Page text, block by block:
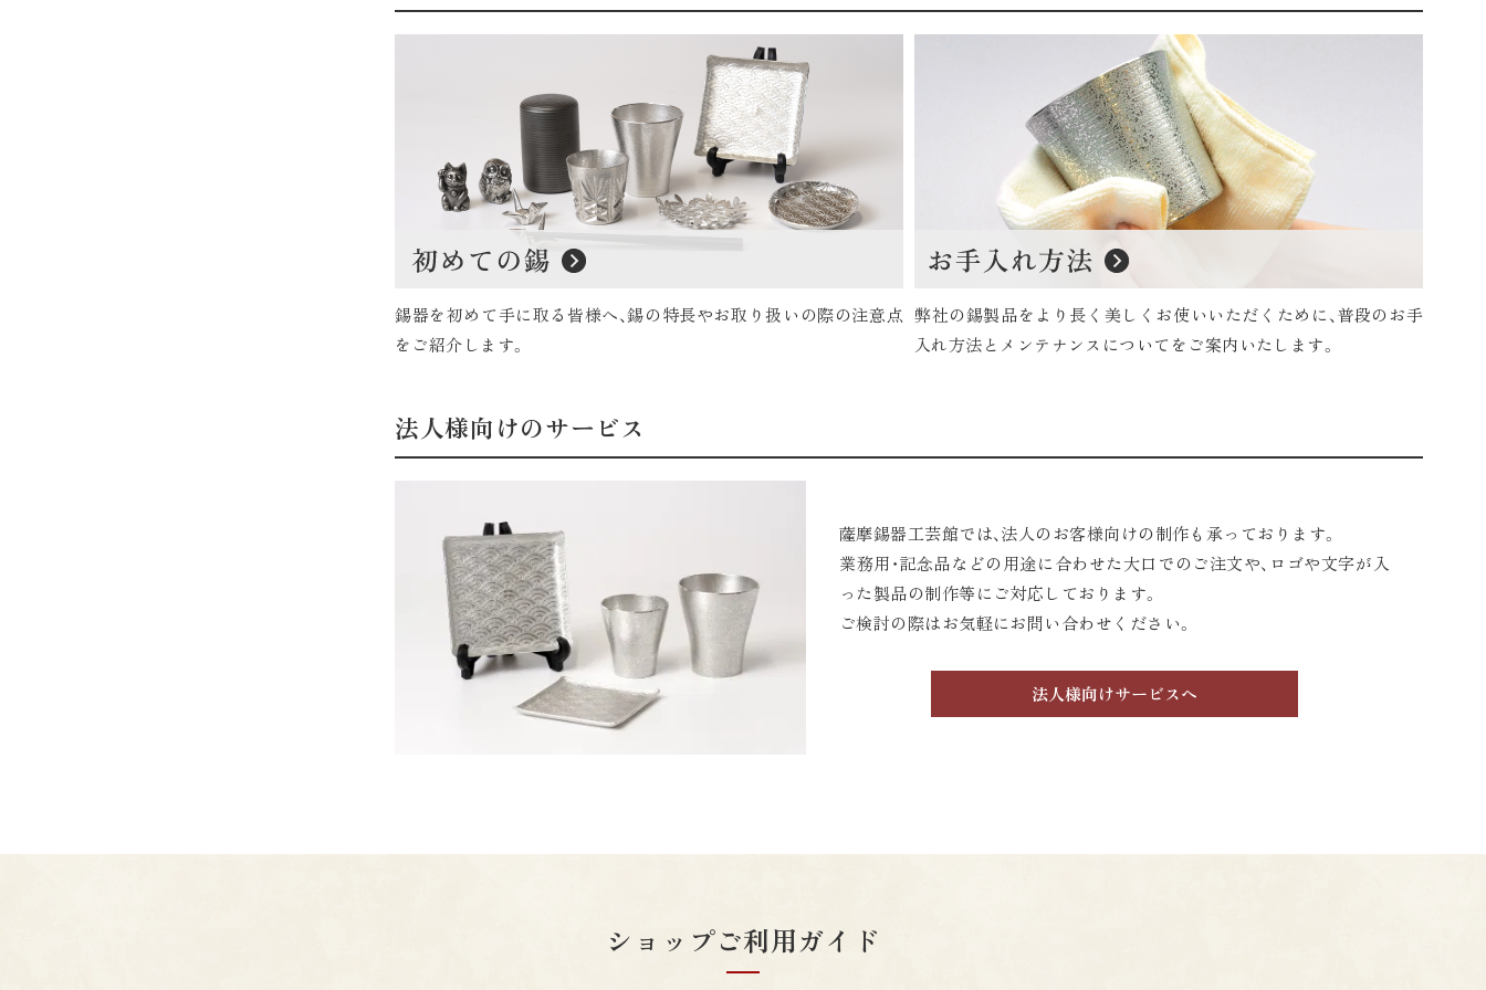
錫器を初めて手に取る皆様へ、錫の特長やお取り扱いの際の注意点
をご紹介します。
弊社の錫製品をより長く美しくお使いいただくために、普段のお手
入れ方法とメンテナンスについてをご案内いたします。
法人様向けのサービス
薩摩錫器工芸館では、法人のお客様向けの制作も承っております。
業務用・記念品などの用途に合わせた大口でのご注文や、ロゴや文字が入
った製品の制作等にご対応しております。
ご検討の際はお気軽にお問い合わせください。
法人様向けサービスへ
ショップご利用ガイド